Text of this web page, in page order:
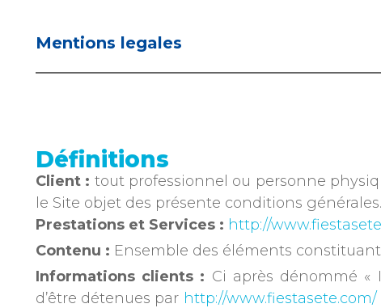
Mentions legales
Définitions
Client : tout professionnel ou personne
le Site objet des présente conditions générales.
Prestations et Services : http://
Contenu : Ensemble des éléments
Informations clients : Ci après dénommé «
d’être détenues par http://www.fiestasete.com/